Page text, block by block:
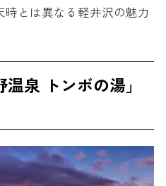
とは異なる軽井沢の魅力
泉 トンボの湯」